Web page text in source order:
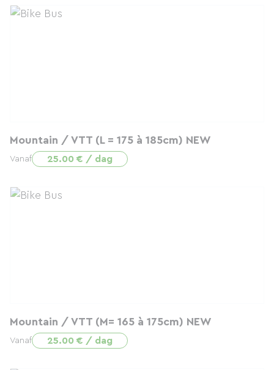
Mountain / VTT (L = 175 à 185cm) NEW
Vanaf 25.00 € / dag
Mountain / VTT (M= 165 à 175cm) NEW
Vanaf 25.00 € / dag